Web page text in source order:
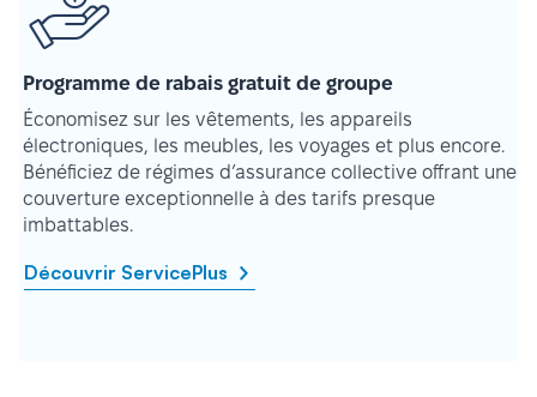
Programme de rabais gratuit de groupe
Économisez sur les vêtements, les appareils
électroniques, les meubles, les voyages et plus encore.
Bénéficiez de régimes d’assurance collective offrant une
couverture exceptionnelle à des tarifs presque
imbattables.
Découvrir ServicePlus